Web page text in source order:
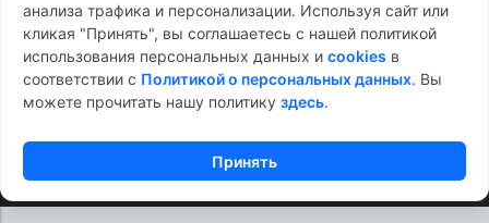
анализа трафика и персонализации. Используя сайт или
кликая "Принять", вы соглашаетесь с нашей политикой
использования персональных данных и cookies в
соответствии с Политикой о персональных данных. Вы
можете прочитать нашу политику здесь.
Принять
Правила использования подарочных карт
Правила ухода за одеждой
Политика платежей
Условия использования Cookie-файлов
Согласие на рекламную рассылку